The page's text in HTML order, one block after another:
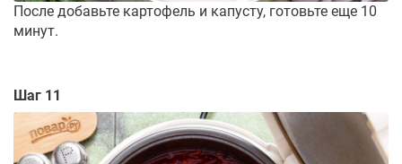
После добавьте картофель и капусту, готовьте еще 10
минут.
Шаг 11